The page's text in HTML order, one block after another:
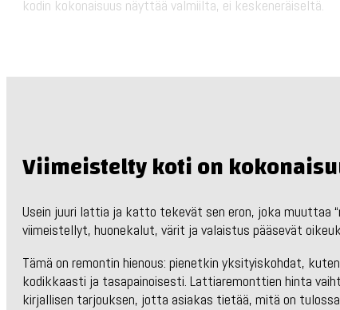
kodin kokonaisuus näyttää valmiilta, ei keskeneräiseltä.
Viimeistelty koti on
Usein juuri lattia ja katto tekevät sen eron, joka muuttaa
viimeistellyt, huonekalut, värit ja valaistus pääsevät
Tämä on remontin hienous: pienetkin yksityiskohdat,
kodikkaasti ja tasapainoisesti. Lattiaremonttien hinta
kirjallisen tarjouksen, jotta asiakas tietää, mitä on